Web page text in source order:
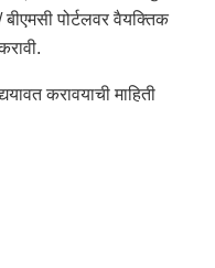
पोर्टलवर वैयक्तिक
करावयाची माहिती